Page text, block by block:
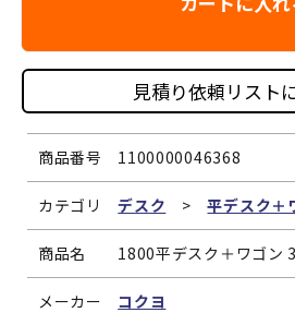
見積り依頼リスト
商品番号 1100000046368
カテゴリ デスク >平デスク＋
商品名 1800平デスク＋ワゴン
メーカー コクヨ